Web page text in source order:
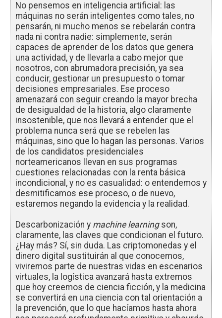
No pensemos en inteligencia artificial: las
máquinas no serán inteligentes como tales, no
pensarán, ni mucho menos se rebelarán contra
nada ni contra nadie: simplemente, serán
capaces de aprender de los datos que genera
una actividad, y de llevarla a cabo mejor que
nosotros, con abrumadora precisión, ya sea
conducir, gestionar un presupuesto o tomar
decisiones empresariales. Ese proceso
amenazará con seguir creando la mayor brecha
de desigualdad de la historia, algo claramente
insostenible, que nos llevará a entender que el
problema nunca será que se rebelen las
máquinas, sino que lo hagan las personas. Varios
de los candidatos presidenciales
norteamericanos llevan en sus programas
cuestiones relacionadas con la renta básica
incondicional, y no es casualidad: o entendemos y
desmitificamos ese proceso, o de nuevo,
estaremos negando la evidencia y la realidad.
Descarbonización y machine learningson,
claramente, las claves que condicionan el futuro.
¿Hay más? Sí, sin duda. Las criptomonedas y el
dinero digital sustituirán al que conocemos,
viviremos parte de nuestras vidas en escenarios
virtuales, la logística avanzará hasta extremos
que hoy creemos de ciencia ficción, y la medicina
se convertirá en una ciencia con tal orientación a
la prevención, que lo que hacíamos hasta ahora